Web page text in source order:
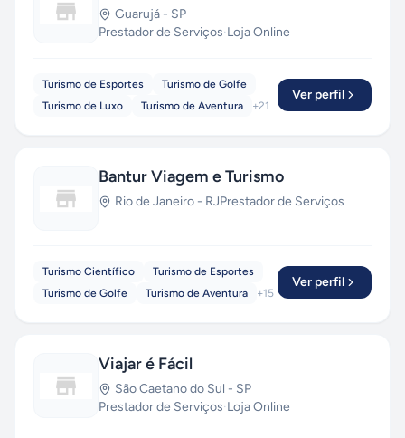
Guarujá - SP
Prestador de Serviços·Loja Online
Turismo de Esportes
Turismo de Golfe
Turismo de Luxo
Turismo de Aventura +21
Ver perfil
Bantur Viagem e Turismo
Rio de Janeiro - RJPrestador de Serviços
Turismo Científico
Turismo de Esportes
Turismo de Golfe
Turismo de Aventura +15
Ver perfil
Viajar é Fácil
São Caetano do Sul - SP
Prestador de Serviços·Loja Online